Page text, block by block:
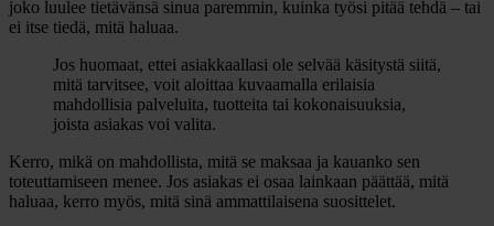
joko luulee tietävänsä sinua paremmin, kuinka työsi pitää tehdä – tai
ei itse tiedä, mitä haluaa.
Jos huomaat, ettei asiakkaallasi ole selvää käsitystä siitä,
mitä tarvitsee, voit aloittaa kuvaamalla erilaisia
mahdollisia palveluita, tuotteita tai kokonaisuuksia,
joista asiakas voi valita.
Kerro, mikä on mahdollista, mitä se maksaa ja kauanko sen
toteuttamiseen menee. Jos asiakas ei osaa lainkaan päättää, mitä
haluaa, kerro myös, mitä sinä ammattilaisena suosittelet.